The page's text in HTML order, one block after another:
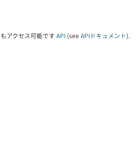
アクセス可能です API (see APIドキュメント).